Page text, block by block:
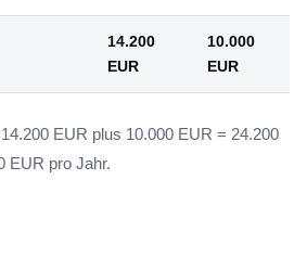
14.200
EUR
10.000
EUR
EUR plus 10.000 EUR = 24.200
EUR pro Jahr.